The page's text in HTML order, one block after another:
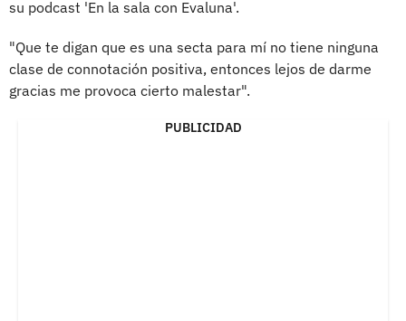
su podcast 'En la sala con Evaluna'.
"Que te digan que es una secta para mí no tiene ninguna
clase de connotación positiva, entonces lejos de darme
gracias me provoca cierto malestar".
PUBLICIDAD